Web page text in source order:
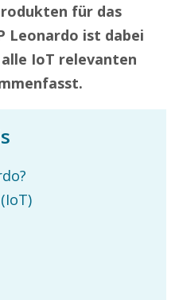
für das
Leonardo ist dabei
IoT relevanten